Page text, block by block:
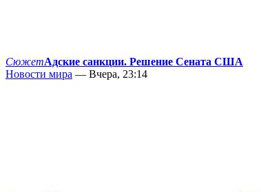
СюжетАдские санкции. Решение Сената США
Новости мира — Вчера, 23:14